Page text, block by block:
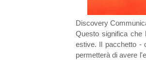
Discovery
Questo significa che
estive. Il pacchetto -
permetterà di avere